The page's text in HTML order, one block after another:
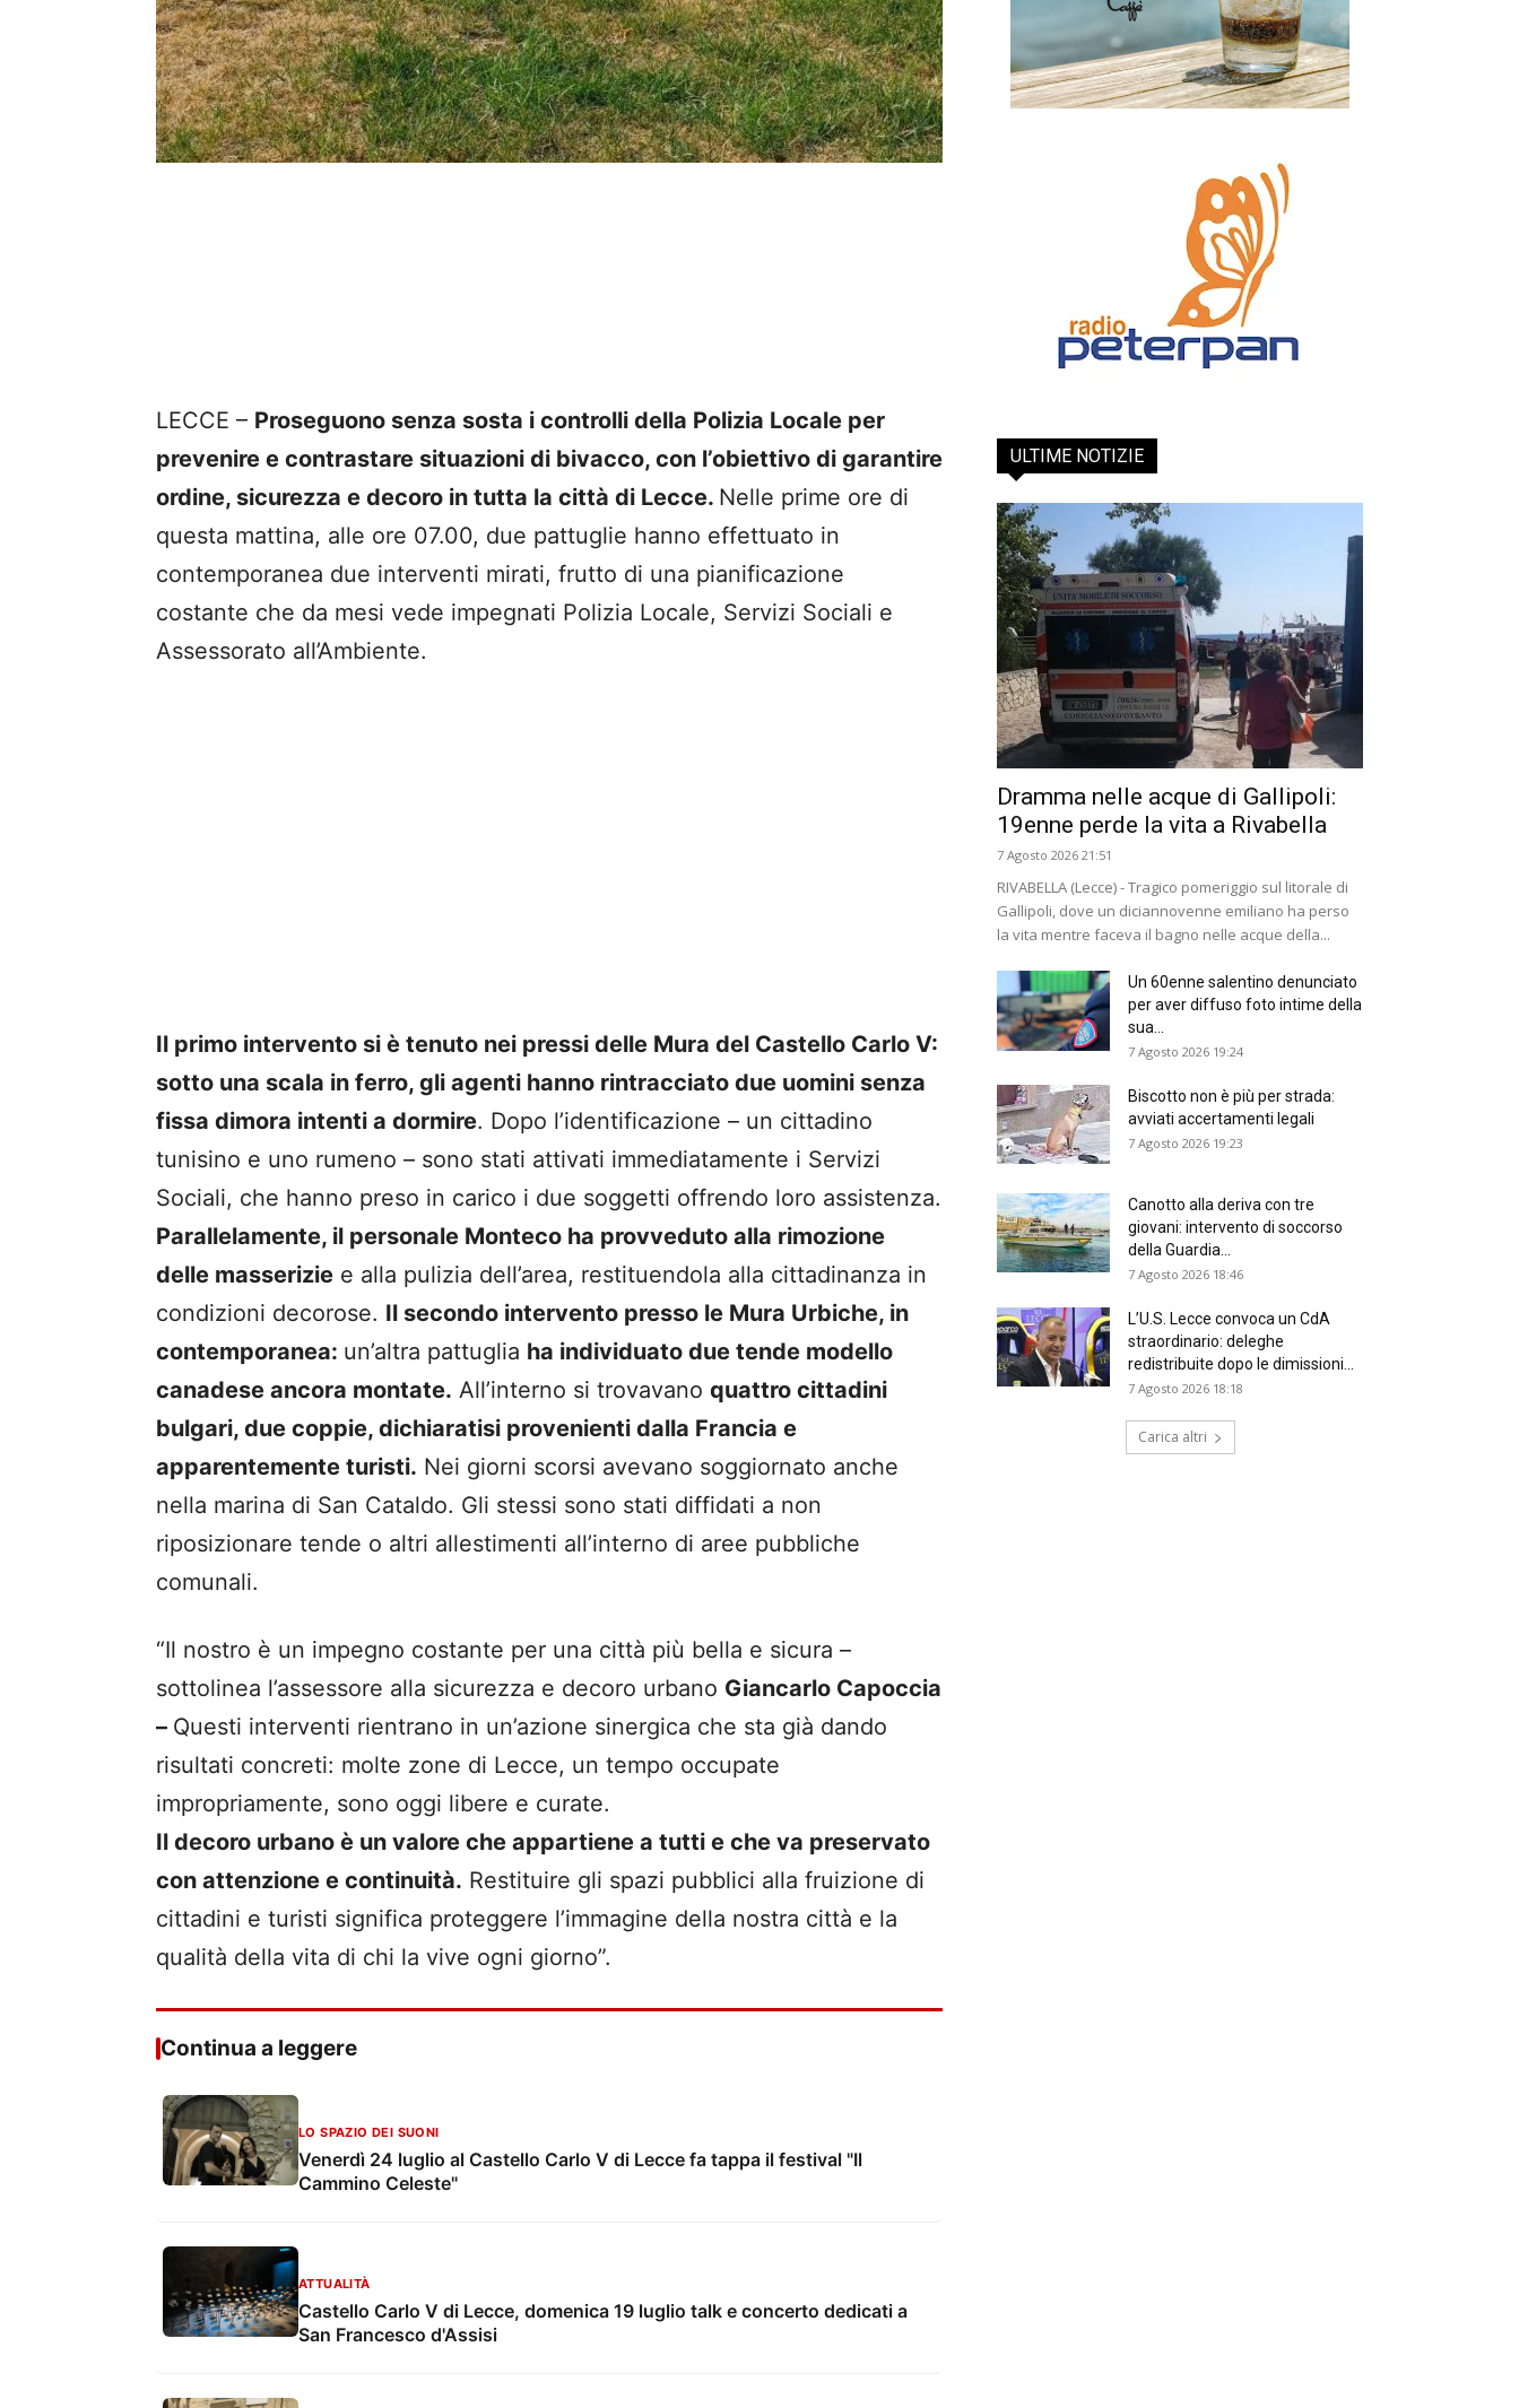
LECCE – Proseguono senza sosta i controlli della Polizia Locale per
prevenire e contrastare situazioni di bivacco, con l’obiettivo di garantire
ordine, sicurezza e decoro in tutta la città di Lecce. Nelle prime ore di
questa mattina, alle ore 07.00, due pattuglie hanno effettuato in
contemporanea due interventi mirati, frutto di una pianificazione
costante che da mesi vede impegnati Polizia Locale, Servizi Sociali e
Assessorato all’Ambiente.
Il primo intervento si è tenuto nei pressi delle Mura del Castello Carlo V:
sotto una scala in ferro, gli agenti hanno rintracciato due uomini senza
fissa dimora intenti a dormire. Dopo l’identificazione – un cittadino
tunisino e uno rumeno – sono stati attivati immediatamente i Servizi
Sociali, che hanno preso in carico i due soggetti offrendo loro assistenza.
Parallelamente, il personale Monteco ha provveduto alla rimozione
delle masserizie e alla pulizia dell’area, restituendola alla cittadinanza in
condizioni decorose. Il secondo intervento presso le Mura Urbiche, in
contemporanea: un’altra pattuglia ha individuato due tende modello
canadese ancora montate. All’interno si trovavano quattro cittadini
bulgari, due coppie, dichiaratisi provenienti dalla Francia e
apparentemente turisti. Nei giorni scorsi avevano soggiornato anche
nella marina di San Cataldo. Gli stessi sono stati diffidati a non
riposizionare tende o altri allestimenti all’interno di aree pubbliche
comunali.
“Il nostro è un impegno costante per una città più bella e sicura –
sottolinea l’assessore alla sicurezza e decoro urbano Giancarlo Capoccia
– Questi interventi rientrano in un’azione sinergica che sta già dando
risultati concreti: molte zone di Lecce, un tempo occupate
impropriamente, sono oggi libere e curate.
Il decoro urbano è un valore che appartiene a tutti e che va preservato
con attenzione e continuità. Restituire gli spazi pubblici alla fruizione di
cittadini e turisti significa proteggere l’immagine della nostra città e la
qualità della vita di chi la vive ogni giorno”.
Continua a leggere
LO SPAZIO DEI SUONI
Venerdì 24 luglio al Castello Carlo V di Lecce fa tappa il festival "Il
Cammino Celeste"
ATTUALITÀ
Castello Carlo V di Lecce, domenica 19 luglio talk e concerto dedicati a
San Francesco d'Assisi
ULTIME NOTIZIE
Dramma nelle acque di Gallipoli:
19enne perde la vita a Rivabella
7 Agosto 2026 21:51
RIVABELLA (Lecce) - Tragico pomeriggio sul litorale di
Gallipoli, dove un diciannovenne emiliano ha perso
la vita mentre faceva il bagno nelle acque della...
Un 60enne salentino denunciato
per aver diffuso foto intime della
sua...
7 Agosto 2026 19:24
Biscotto non è più per strada:
avviati accertamenti legali
7 Agosto 2026 19:23
Canotto alla deriva con tre
giovani: intervento di soccorso
della Guardia...
7 Agosto 2026 18:46
L’U.S. Lecce convoca un CdA
straordinario: deleghe
redistribuite dopo le dimissioni...
7 Agosto 2026 18:18
Carica altri